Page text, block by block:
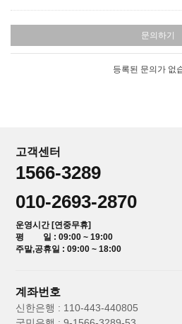
문의하기
등록된 문의가 없
고객센터
1566-3289
010-2693-2870
운영시간 [연중무휴]
평 일 : 09:00 ~ 19:00
주말,공휴일 : 09:00 ~ 18:00
계좌번호
신한은행 : 110-443-440805